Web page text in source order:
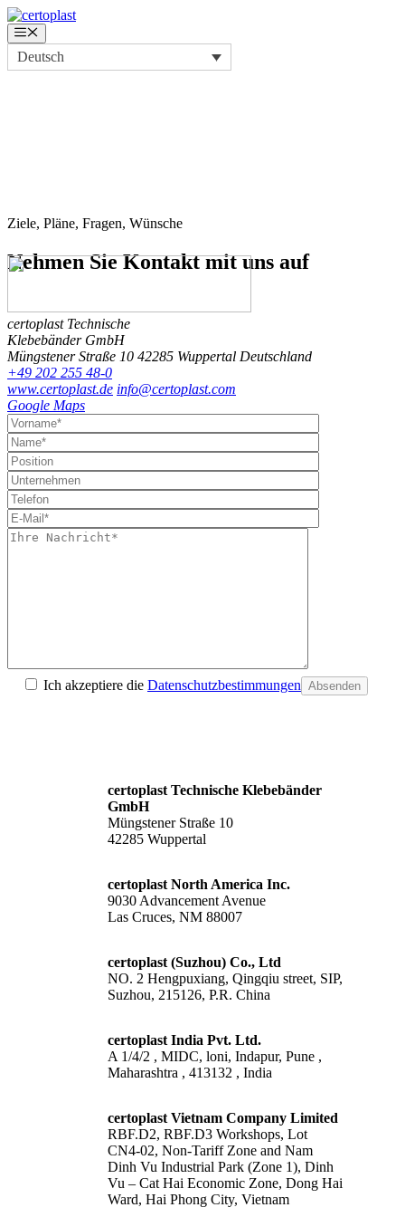
Zum
Inhalt
springen
Menü
Deutsch
Ziele, Pläne, Fragen, Wünsche
Nehmen Sie Kontaktmit uns auf
certoplast Technische
Klebebänder GmbH
Müngstener Straße 10 42285 Wuppertal Deutschland
+49 202 255 48-0
www.certoplast.de info@certoplast.com
Google Maps
Ich akzeptiere die Datenschutzbestimmungen Absenden
certoplast Technische Klebebänder
GmbH
Müngstener Straße 10
42285 Wuppertal
certoplast North America Inc.
9030 Advancement Avenue
Las Cruces, NM 88007
certoplast (Suzhou) Co., Ltd
NO. 2 Hengpuxiang, Qingqiu street, SIP,
Suzhou, 215126, P.R. China
certoplast India Pvt. Ltd.
A 1/4/2 , MIDC, loni, Indapur, Pune ,
Maharashtra , 413132 , India
certoplast Vietnam Company Limited
RBF.D2, RBF.D3 Workshops, Lot
CN4-02, Non-Tariff Zone and Nam
Dinh Vu Industrial Park (Zone 1), Dinh
Vu – Cat Hai Economic Zone, Dong Hai
Ward, Hai Phong City, Vietnam